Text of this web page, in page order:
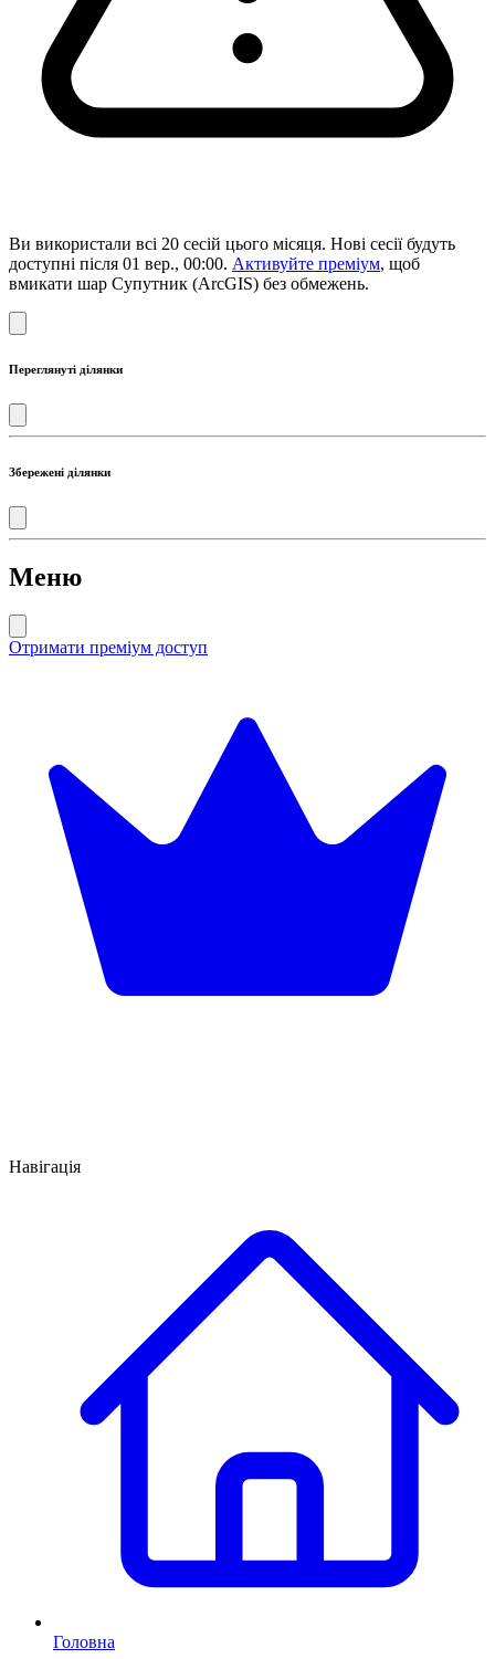
Ви використали всі 20 сесій цього місяця. Нові сесії будуть
доступні після 01 вер., 00:00. Активуйте преміум, щоб
вмикати шар Супутник (ArcGIS) без обмежень.
Переглянуті ділянки
Збережені ділянки
Меню
Отримати преміум доступ
Навігація
Головна